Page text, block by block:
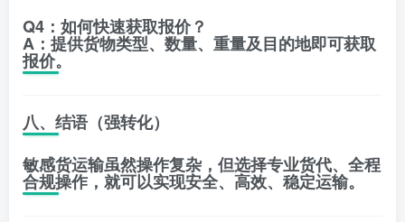
Q4：如何快速获取报价？
A：提供货物类型、数量、重量及目的地即可获取
报价。
八、结语（强转化）
敏感货运输虽然操作复杂，但选择专业货代、全程
合规操作，就可以实现安全、高效、稳定运输。